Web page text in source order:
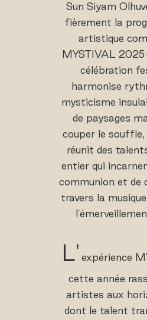
Sun Siyam
fièrement la
artistique
MYSTIVAL
célébration
harmonise
mysticisme
de paysages
couper le
réunit des
entier qui
communion et de
travers la
L' expérience
cette année
artistes aux
dont le talent